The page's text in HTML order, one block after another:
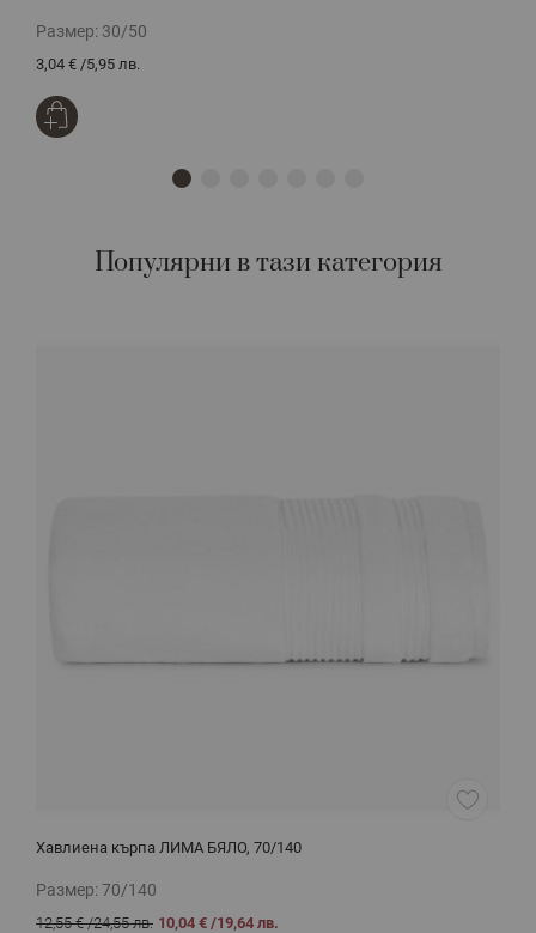
Размер: 30/50
3,04 € /5,95 лв.
Популярни в тази категория
Хавлиена кърпа ЛИМА БЯЛО, 70/140
Размер:70/140
12,55 €/24,55 лв. 10,04 € /19,64 лв.